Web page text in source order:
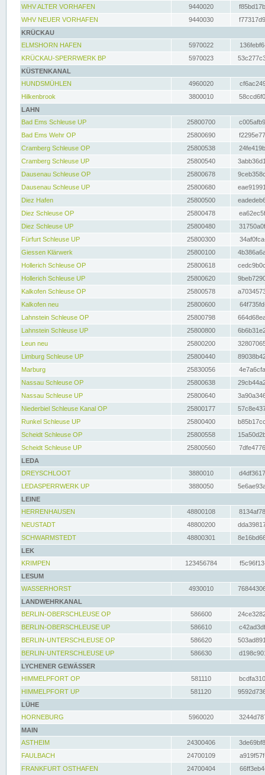
WHV ALTER VORHAFEN
9440020
WHV NEUER VORHAFEN
9440030
KRÜCKAU
ELMSHORN HAFEN
5970022
KRÜCKAU-SPERRWERK BP
5970023
KÜSTENKANAL
HUNDSMÜHLEN
4960020
Hilkenbrook
3800010
LAHN
Bad Ems Schleuse UP
25800700
Bad Ems Wehr OP
25800690
Cramberg Schleuse OP
25800538
Cramberg Schleuse UP
25800540
Dausenau Schleuse OP
25800678
Dausenau Schleuse UP
25800680
Diez Hafen
25800500
Diez Schleuse OP
25800478
Diez Schleuse UP
25800480
Fürfurt Schleuse UP
25800300
Giessen Klärwerk
25800100
Hollerich Schleuse OP
25800618
Hollerich Schleuse UP
25800620
Kalkofen Schleuse OP
25800578
Kalkofen neu
25800600
Lahnstein Schleuse OP
25800798
Lahnstein Schleuse UP
25800800
Leun neu
25800200
Limburg Schleuse UP
25800440
Marburg
25830056
Nassau Schleuse OP
25800638
Nassau Schleuse UP
25800640
Niederbiel Schleuse Kanal OP
25800177
Runkel Schleuse UP
25800400
Scheidt Schleuse OP
25800558
Scheidt Schleuse UP
25800560
LEDA
DREYSCHLOOT
3880010
LEDASPERRWERK UP
3880050
LEINE
HERRENHAUSEN
48800108
NEUSTADT
48800200
SCHWARMSTEDT
48800301
LEK
KRIMPEN
123456784
LESUM
WASSERHORST
4930010
LANDWEHRKANAL
BERLIN-OBERSCHLEUSE OP
586600
BERLIN-OBERSCHLEUSE UP
586610
BERLIN-UNTERSCHLEUSE OP
586620
BERLIN-UNTERSCHLEUSE UP
586630
LYCHENER GEWÄSSER
HIMMELPFORT OP
581110
HIMMELPFORT UP
581120
LÜHE
HORNEBURG
5960020
MAIN
ASTHEIM
24300406
FAULBACH
24700109
FRANKFURT OSTHAFEN
24700404